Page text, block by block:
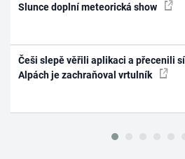
Slunce doplní meteorická show
Češi slepě věřili aplikaci a přecenili
Alpách je zachraňoval vrtulník